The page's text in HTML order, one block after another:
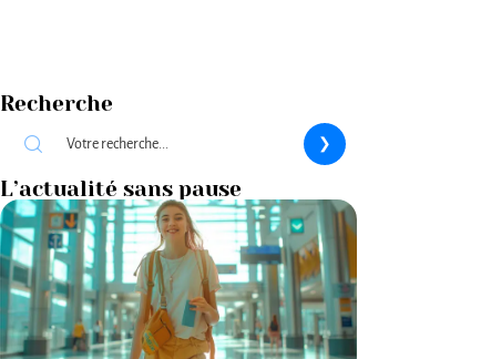
Recherche
L’actualité sans pause